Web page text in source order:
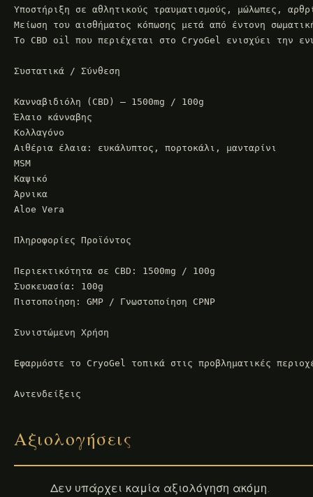
Υποστήριξη σε αθλητικούς τραυματισμούς, μώλωπες,
Μείωση του αισθήματος κόπωσης μετά από έντονη
Το CBD oil που περιέχεται στο CryoGel ενισχύει την
Συστατικά / Σύνθεση
Κανναβιδιόλη (CBD) – 1500mg / 100g
Έλαιο κάνναβης
Κολλαγόνο
Αιθέρια έλαια: ευκάλυπτος, πορτοκάλι, μανταρίνι
MSM
Καψικό
Άρνικα
Aloe Vera
Πληροφορίες Προϊόντος
Περιεκτικότητα σε CBD: 1500mg / 100g
Συσκευασία: 100g
Πιστοποίηση: GMP / Γνωστοποίηση CPNP
Συνιστώμενη Χρήση
Εφαρμόστε το CryoGel τοπικά στις προβληματικές
Αντενδείξεις
Αξιολογήσεις
Δεν υπάρχει καμία αξιολόγηση ακόμη.